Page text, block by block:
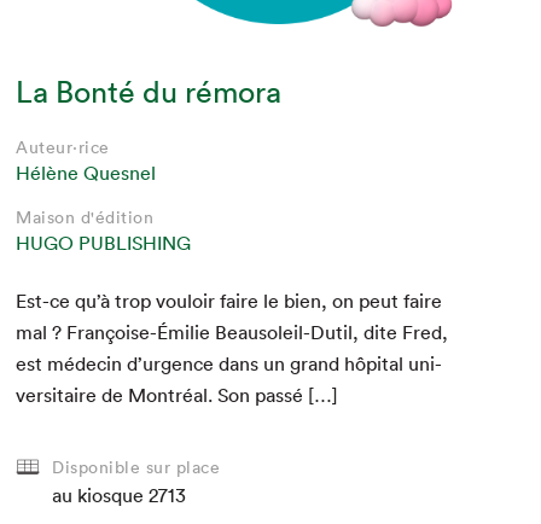
La Bonté du rémora
Auteur·rice
Hélène Quesnel
Maison d'édition
HUGO PUBLISHING
Est-ce qu’à trop vouloir faire le bien, on peut faire
mal ? Françoise-Émi­lie Beau­soleil-Dutil, dite Fred,
est médecin d’urgence dans un grand hôpi­tal uni­
ver­si­taire de Mon­tréal. Son passé […]
Disponible sur place
au kiosque 2713